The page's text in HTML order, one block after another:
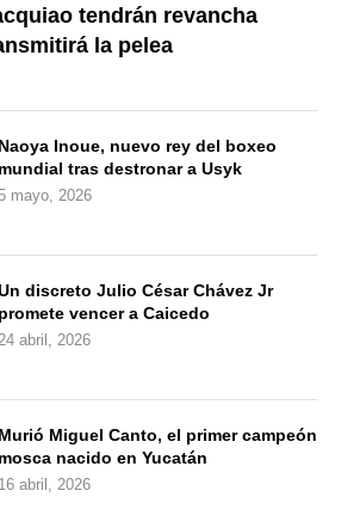
tendrán revancha
la pelea
Naoya Inoue, nuevo rey del boxeo
mundial tras destronar a Usyk
mayo, 2026
discreto Julio César Chávez Jr
promete vencer a Caicedo
24 abril, 2026
Murió Miguel Canto, el primer campeón
mosca nacido en Yucatán
16 abril, 2026